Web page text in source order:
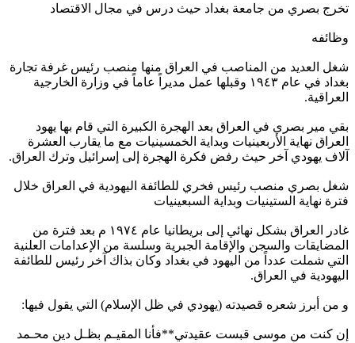
تخرج بصري من جامعة بغداد حيث درس في مجال الاقتصاد
وظائفه
شغل العديد من المناصب في العراق منها منصب رئيس غرفة تجارة
بغداد في عام ١٩٤٣ وقبلها عمل مديراً عاماً في وزارة الخارجية
العراقية.
بقي مير بصري في العراق بعد الهجرة الكبيرة التي قام بها يهود
العراق نهاية الأربعينيات وبداية الخمسينيات مع ما يقارب العشرة
آلاف يهودي آخر حيث رفض فكرة الهجرة إلى إسرائيل وترك العراق.
شغل بصري منصب رئيس فخري للطائفة اليهودية في العراق خلال
فترة نهاية الستينيات وبداية السبعينيات
غادر العراق بشكل نهائي إلى بريطانيا عام ١٩٧٤ م بعد فترة من
المضايقات والسجن والإقامة الجبرية وسلسة من الإعدامات العلنية
التي شملت عدداً من اليهود في بغداد وكان بذاك آخر رئيس للطائفة
اليهودية في العراق.
و من أبرز شعره قصيدته (يهودي في ظل الإسلام) التي يقول فيها:
إن كنت من موسى قبست عقيدتي**فأنا المقيـم بظـل دين محـمد